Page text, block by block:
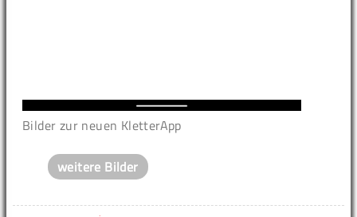
Bilder zur neuen KletterApp
weitere Bilder